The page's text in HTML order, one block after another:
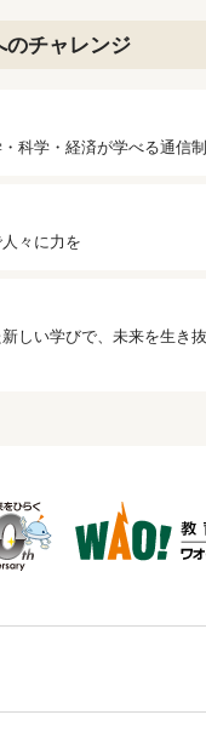
のチャレンジ
科学・経済が学べる通信
々に力を
しい学びで、未来を生き